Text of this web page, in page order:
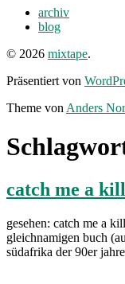
archiv
blog
© 2026 mixtape.
Präsentiert von
Theme von Anders
catch me a
gesehen: catch me a
gleichnamigen buch
südafrika der 90er